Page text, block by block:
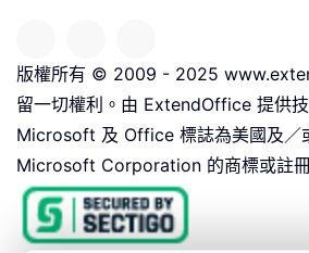
版權所有 © 2009 - 2025
留一切權利。由 ExtendOffice 提供技
Microsoft 及 Office 標誌為美國及／
Microsoft Corporation 的商標或註冊